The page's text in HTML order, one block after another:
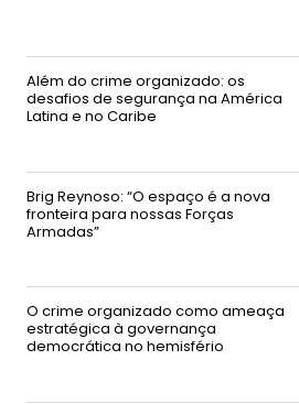
e
Além do crime organizado: os
desafios de segurança na América
Latina e no Caribe
Brig Reynoso: “O espaço é a nova
fronteira para nossas Forças
Armadas”
O crime organizado como ameaça
estratégica à governança
democrática no hemisfério